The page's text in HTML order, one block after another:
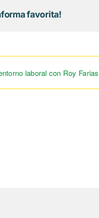
favorita!
laboral con Roy Farias